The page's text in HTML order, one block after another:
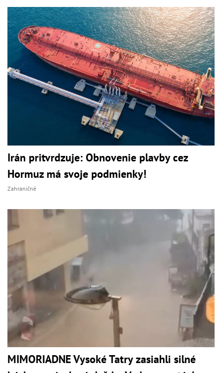
Irán pritvrdzuje: Obnovenie plavby cez
Hormuz má svoje podmienky!
Zahraničné
MIMORIADNE Vysoké Tatry zasiahli silné